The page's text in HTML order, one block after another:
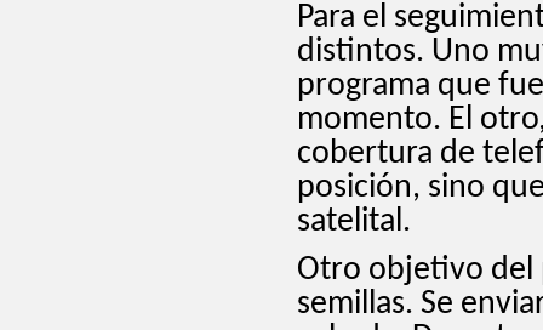
Para el
distintos. Uno
programa que
momento. El
cobertura de
posición, sino
satelital.
Otro objetivo del
semillas. Se